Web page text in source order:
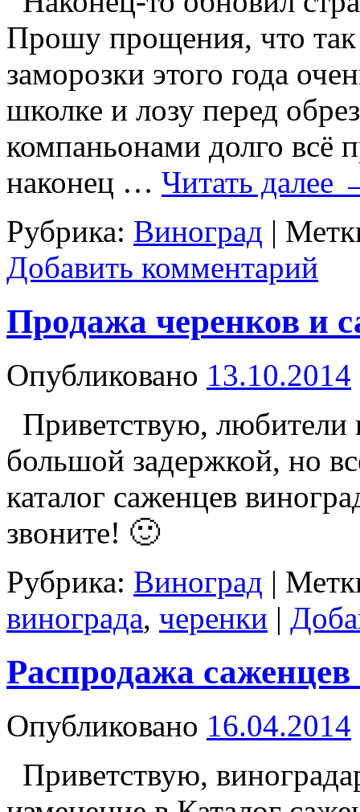
Прошу прощения, что так
заморозки этого года
школке и лозу перед
компаньонами долго всё
наконец … Читать далее
Рубрика: Виноград |
Добавить комментарий
Продажа черенков и
Опубликовано 13.10.2014
Приветствую, любители
большой задержкой, но
каталог саженцев
звоните! 🙂
Рубрика: Виноград |
винограда, черенки |
Распродажа саженцев
Опубликовано 16.04.2014
Приветствую,